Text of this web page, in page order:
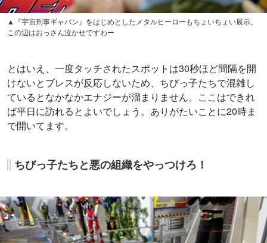
▲『宇宙刑事ギャバン』をはじめとしたメタルヒーローもちょいちょい展示。
この辺はおっさん泣かせですわー
とはいえ、一度タッチされたスポットは30秒ほど間隔を開
けないとブレスが反応しないため、ちびっ子たちで混雑し
ているとなかなかエナジーが溜まりません。ここはできれ
ば平日に訪れるとよいでしょう。ありがたいことに20時ま
で開いてます。
ちびっ子たちと悪の組織をやっつけろ！